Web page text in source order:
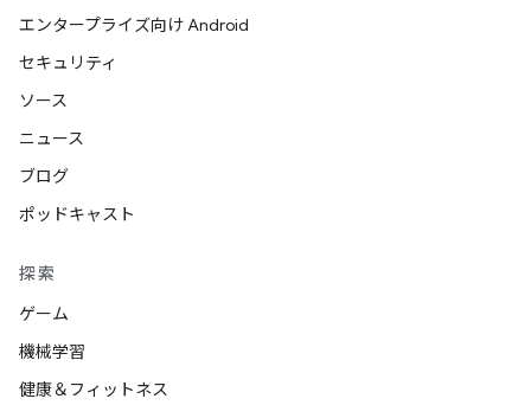
エンタープライズ向け Android
セキュリティ
ソース
ニュース
ブログ
ポッドキャスト
探索
ゲーム
機械学習
健康＆フィットネス